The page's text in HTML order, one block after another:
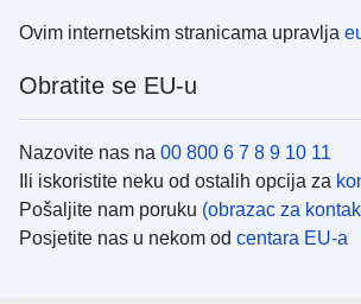
Ovim internetskim stranicama upravlja
Obratite se EU-u
Nazovite nas na 00 800 6 7 8 9 10 11
Ili iskoristite neku od ostalih opcija za
Pošaljite nam poruku (obrazac za
Posjetite nas u nekom od centara EU-a